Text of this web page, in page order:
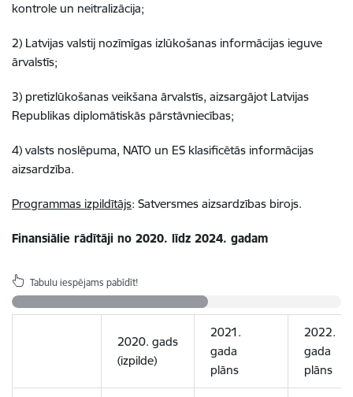
kontrole un neitralizācija;
2) Latvijas valstij nozīmīgas izlūkošanas informācijas ieguve
ārvalstīs;
3) pretizlūkošanas veikšana ārvalstīs, aizsargājot Latvijas
Republikas diplomātiskās pārstāvniecības;
4) valsts noslēpuma, NATO un ES klasificētās informācijas
aizsardzība.
Programmas izpildītājs: Satversmes aizsardzības birojs.
Finansiālie rādītāji no 2020. līdz 2024. gadam
Tabulu iespējams pabīdīt!
2020. gads
(izpilde)
2021.
gada
plāns
2022.
gada
plāns